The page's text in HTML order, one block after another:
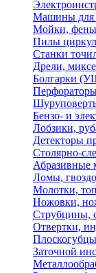
Машины для
Мойки,
Пилы
Станки
Дрели,
Болгарки
Бензо- и
Лобзики,
Детекторы
Столярно-
Абразивные
Ломы,
Молотки,
Ножовки,
Струбцины,
Отвертки,
Заточной